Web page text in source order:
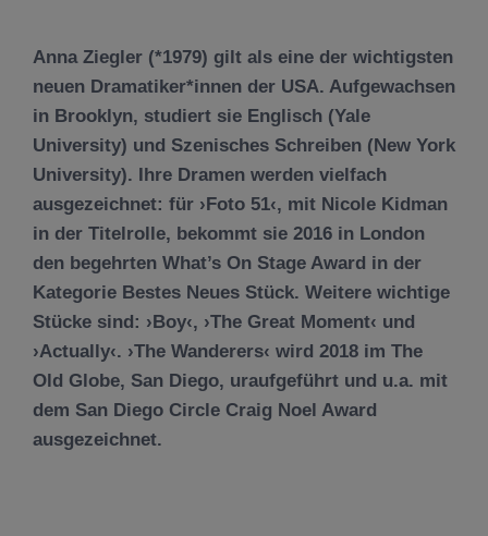
Anna Ziegler (*1979) gilt als eine der wichtigsten
neuen Dramatiker*innen der USA. Aufgewachsen
in Brooklyn, studiert sie Englisch (Yale
University) und Szenisches Schreiben (New York
University). Ihre Dramen werden vielfach
ausgezeichnet: für ›Foto 51‹, mit Nicole Kidman
in der Titelrolle, bekommt sie 2016 in London
den begehrten What’s On Stage Award in der
Kategorie Bestes Neues Stück. Weitere wichtige
Stücke sind: ›Boy‹, ›The Great Moment‹ und
›Actually‹. ›The Wanderers‹ wird 2018 im The
Old Globe, San Diego, uraufgeführt und u.a. mit
dem San Diego Circle Craig Noel Award
ausgezeichnet.